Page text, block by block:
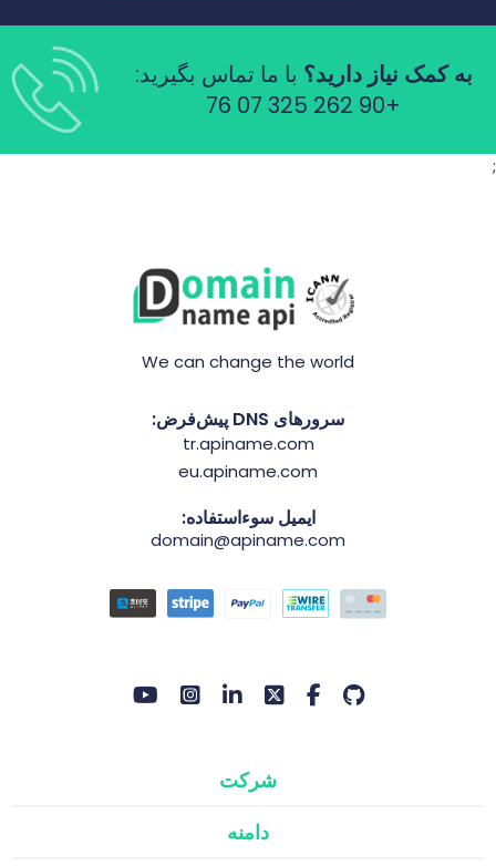
به کمک نیاز دارید؟ با ما تماس بگیرید:
+90 262 325 07 76
;
We can change the world
سرورهای DNS پیش‌فرض:
tr.apiname.com
eu.apiname.com
ایمیل سوءاستفاده:
domain@apiname.com
شرکت
دامنه